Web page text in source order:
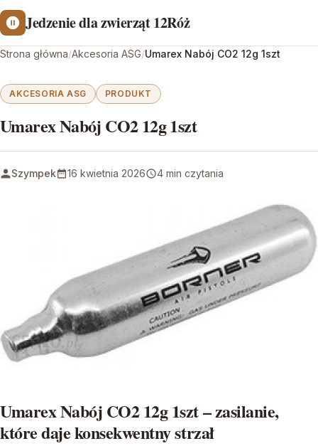
Jedzenie dla zwierząt 12Róż
Strona główna/Akcesoria ASG/Umarex Nabój CO2 12g 1szt
AKCESORIA ASG PRODUKT
Umarex Nabój CO2 12g 1szt
Szympek 16 kwietnia 2026 4 min czytania
Umarex Nabój CO2 12g 1szt – zasilanie,
które daje konsekwentny strzał